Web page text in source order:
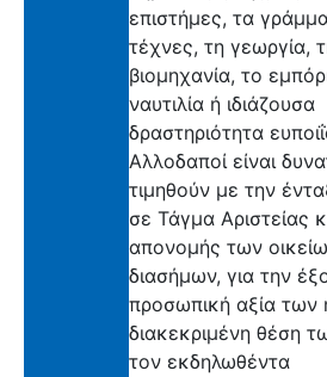
επιστήμες, τα
τέχνες, τη γεωργία,
βιομηχανία, το
ναυτιλία ή ιδιάζουσα
δραστηριότητα
Αλλοδαποί είναι
τιμηθούν με την
σε Τάγμα Αριστείας
απονομής των
διασήμων, για την
προσωπική αξία των
διακεκριμένη θέση
τον εκδηλωθέντα